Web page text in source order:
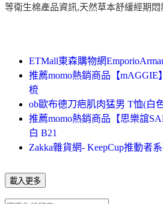
等衛生棉產品資訊,天然草本舒緩經期悶
ETMall東森購物網
推薦momo熱銷商品【
梳
ob歐布德刀疤肌肉猛男 T恤(白
推薦momo熱銷商品【思樂誼
白 B21
Zakka雜貨網- KeepCup推動者
載入更多